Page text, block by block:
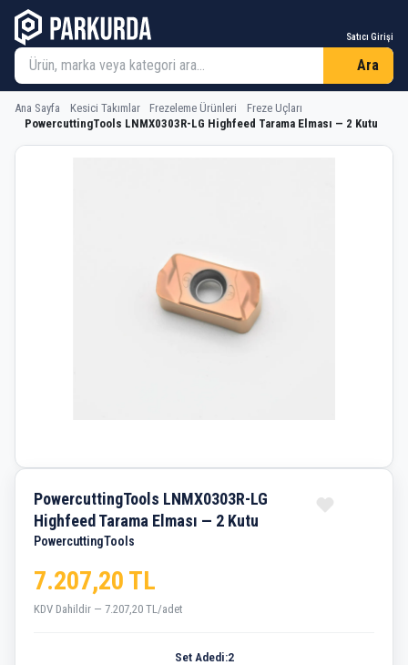
Satıcı Girişi
Ara
Ana Sayfa Kesici Takımlar Frezeleme Ürünleri
Freze Uçları
PowercuttingTools LNMX0303R-LG Highfeed Tarama Elması — 2 Kutu
PowercuttingTools LNMX0303R-LG
PowercuttingTools LNMX0303R-LG
Highfeed Tarama Elması — 2 Kutu
PowercuttingTools
7.207,20 TL
KDV Dahildir — 7.207,20 TL/adet
Set Adedi:2